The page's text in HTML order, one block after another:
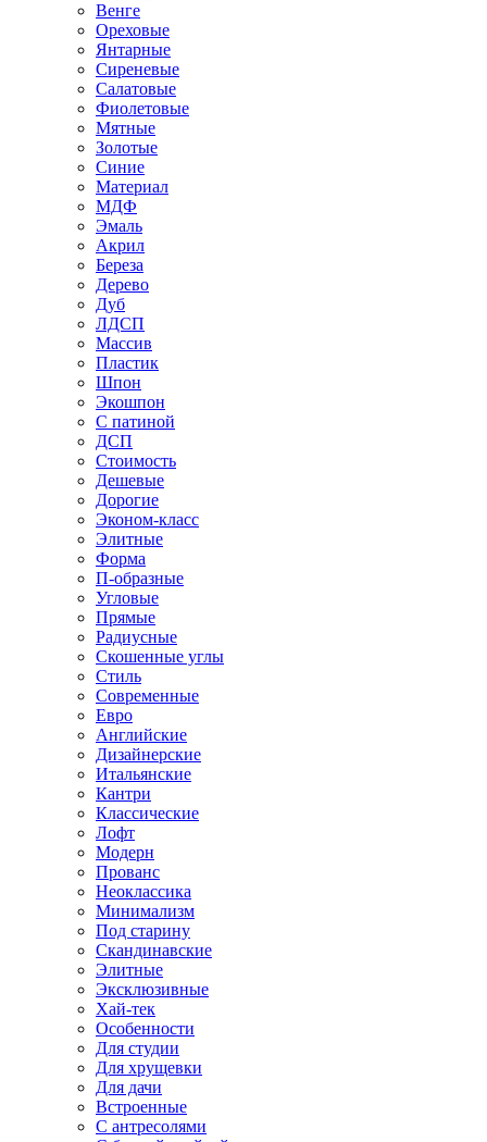
Венге
Ореховые
Янтарные
Сиреневые
Салатовые
Фиолетовые
Мятные
Золотые
Синие
Материал
МДФ
Эмаль
Акрил
Береза
Дерево
Дуб
ЛДСП
Массив
Пластик
Шпон
Экошпон
С патиной
ДСП
Стоимость
Дешевые
Дорогие
Эконом-класс
Элитные
Форма
П-образные
Угловые
Прямые
Радиусные
Скошенные углы
Стиль
Современные
Евро
Английские
Дизайнерские
Итальянские
Кантри
Классические
Лофт
Модерн
Прованс
Неоклассика
Минимализм
Под старину
Скандинавские
Элитные
Эксклюзивные
Хай-тек
Особенности
Для студии
Для хрущевки
Для дачи
Встроенные
С антресолями